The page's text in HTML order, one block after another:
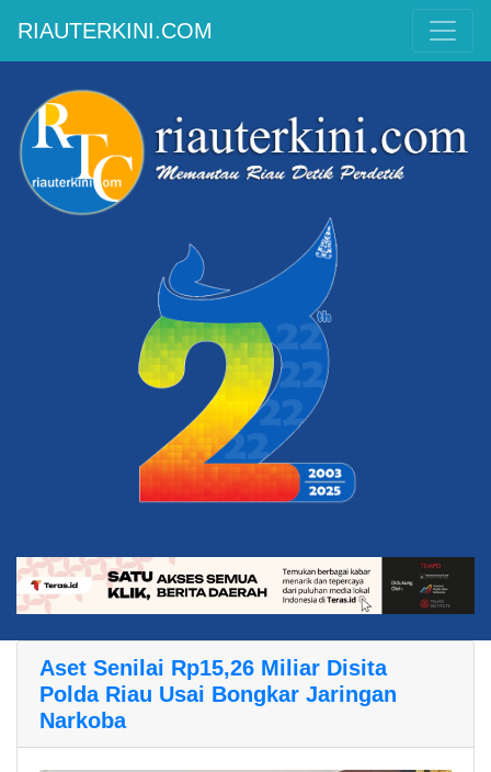
RIAUTERKINI.COM
Aset Senilai Rp15,26 Miliar Disita
Polda Riau Usai Bongkar Jaringan
Narkoba